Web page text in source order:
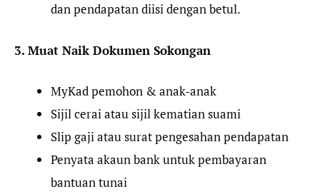
dan pendapatan diisi dengan betul.
3. Muat Naik Dokumen Sokongan
MyKad pemohon & anak-anak
Sijil cerai atau sijil kematian suami
Slip gaji atau surat pengesahan pendapatan
Penyata akaun bank untuk pembayaran
bantuan tunai